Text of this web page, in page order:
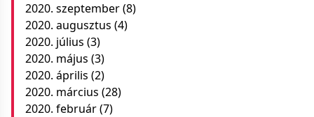
2020. szeptember(8)
2020. augusztus (4)
2020. július (3)
2020. május (3)
2020. április (2)
2020. március (28)
2020. február(7)